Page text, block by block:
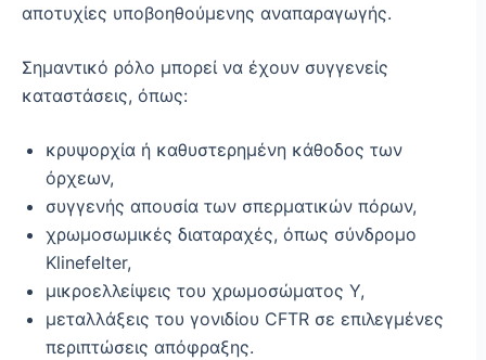
αποτυχίες υποβοηθούμενης αναπαραγωγής.
Σημαντικό ρόλο μπορεί να έχουν συγγενείς
καταστάσεις, όπως:
κρυψορχία ή καθυστερημένη κάθοδος των
όρχεων,
συγγενής απουσία των σπερματικών πόρων,
χρωμοσωμικές διαταραχές, όπως σύνδρομο
Klinefelter,
μικροελλείψεις του χρωμοσώματος Υ,
μεταλλάξεις του γονιδίου CFTR σε επιλεγμένες
περιπτώσεις απόφραξης.